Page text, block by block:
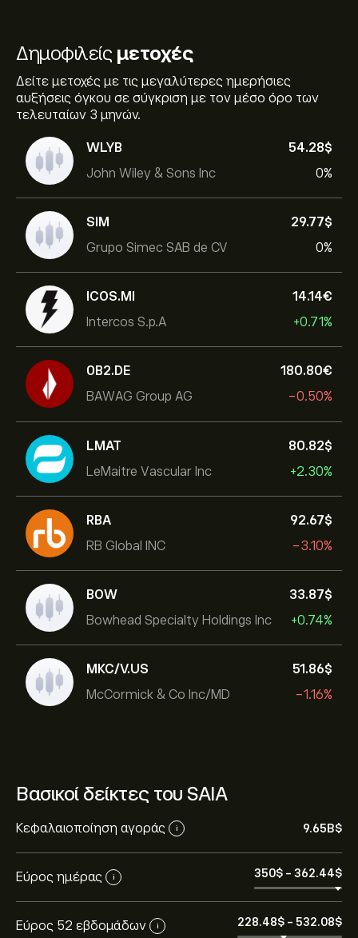
Δημοφιλείς μετοχές
Δείτε μετοχές με τις μεγαλύτερες ημερήσιες
αυξήσεις όγκου σε σύγκριση με τον μέσο όρο των
τελευταίων 3 μηνών.
WLYB
John Wiley & Sons Inc
54.28‎$‎
0%
SIM
Grupo Simec SAB de CV
29.77‎$‎
0%
ICOS.MI
Intercos S.p.A
14.14‎€‎
+0.71%
0B2.DE
BAWAG Group AG
180.80‎€‎
-0.50%
LMAT
LeMaitre Vascular Inc
80.82‎$‎
+2.30%
RBA
RB Global INC
92.67‎$‎
-3.10%
BOW
Bowhead Specialty Holdings Inc
33.87‎$‎
+0.74%
MKC/V.US
McCormick & Co Inc/MD
51.86‎$‎
-1.16%
Βασικοί δείκτες του SAIA
Κεφαλαιοποίηση αγοράς i 9.65B‎$‎
Εύρος ημέρας i 350‎$‎ - 362.44‎$‎
Εύρος 52 εβδομάδων i 228.48‎$‎ - 532.08‎$‎